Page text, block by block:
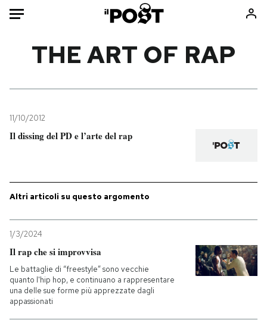
Mondo
Politica
Scienza
Cultura
Economia
Sport
Media
Altrecose
PODCAST
THE ART OF RAP
11/10/2012
Il dissing del PD e l’arte del rap
Altri articoli su questo argomento
1/3/2024
Il rap che si improvvisa
Le battaglie di “freestyle” sono vecchie
quanto l'hip hop, e continuano a rappresentare
una delle sue forme più apprezzate dagli
appassionati